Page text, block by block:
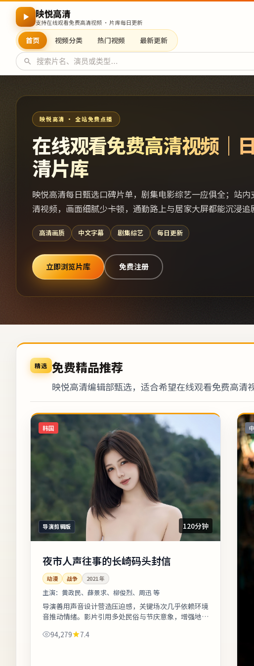
映悦高清
支持在线观看免费高清视频 · 片库每日更新
首页 视频分类 热门视频 最新更新
映悦高清 · 全站免费点播
在线观看免费高清视频｜
清片库
映悦高清每日甄选口碑片单，剧集电影综艺一应俱全；站
清视频，画面细腻少卡顿，通勤路上与居家大屏都能沉浸追
高清画质 中文字幕 剧集综艺 每日更新
立即浏览片库 免费注册
精选 免费精品推荐
映悦高清编辑部甄选，适合希望在线观看免费高清
韩国
导演剪辑版 120分钟
夜市人声往事的长崎码头封信
动漫 战争 2021年
主演： 黄政民、薛景求、柳俊烈、周迅 等
导演善用声音设计营造压迫感，关键场次几乎依赖环境
音推动情绪。影片引用多处民俗与节庆意象，增强地域
岗位致敬。《夜市人声往事的长崎码...
94,279 7.4